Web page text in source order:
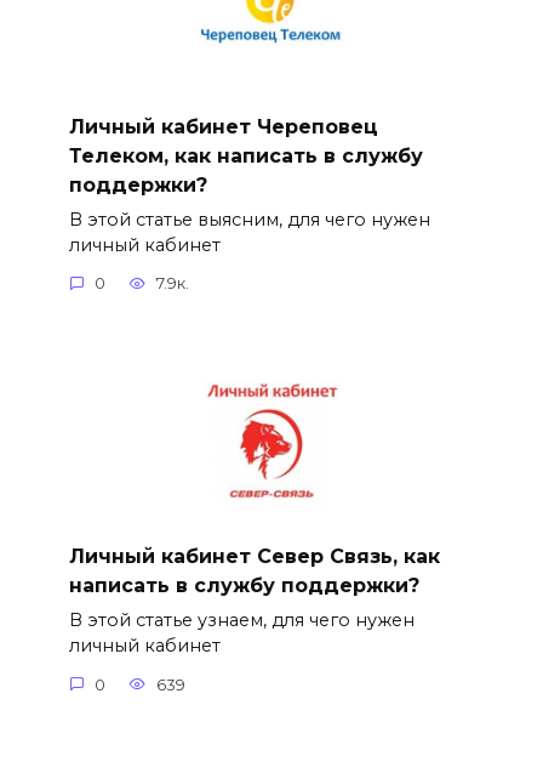
Личный кабинет Череповец
Телеком, как написать в службу
поддержки?
В этой статье выясним, для чего нужен
личный кабинет
0 7.9к.
Личный кабинет Север Связь, как
написать в службу поддержки?
В этой статье узнаем, для чего нужен
личный кабинет
0 639